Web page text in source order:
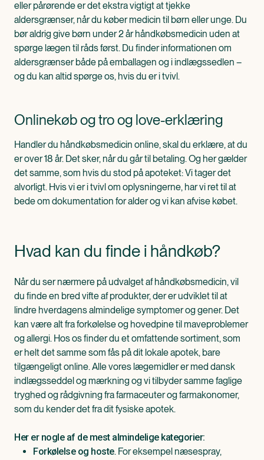
eller pårørende er det ekstra vigtigt at tjekke
aldersgrænser, når du køber medicin til børn eller unge. Du
bør aldrig give børn under 2 år håndkøbsmedicin uden at
spørge lægen til råds først. Du finder informationen om
aldersgrænser både på emballagen og i indlægssedlen –
og du kan altid spørge os, hvis du er i tvivl.
Onlinekøb og tro og love-erklæring
Handler du håndkøbsmedicin online, skal du erklære, at du
er over 18 år. Det sker, når du går til betaling. Og her gælder
det samme, som hvis du stod på apoteket: Vi tager det
alvorligt. Hvis vi er i tvivl om oplysningerne, har vi ret til at
bede om dokumentation for alder og vi kan afvise købet.
Hvad kan du finde i håndkøb?
Når du ser nærmere på udvalget af håndkøbsmedicin, vil
du finde en bred vifte af produkter, der er udviklet til at
lindre hverdagens almindelige symptomer og gener. Det
kan være alt fra forkølelse og hovedpine til maveproblemer
og allergi. Hos os finder du et omfattende sortiment, som
er helt det samme som fås på dit lokale apotek, bare
tilgængeligt online. Alle vores lægemidler er med dansk
indlægsseddel og mærkning og vi tilbyder samme faglige
tryghed og rådgivning fra farmaceuter og farmakonomer,
som du kender det fra dit fysiske apotek.
Her er nogle af de mest almindelige kategorier:
Forkølelse og hoste. For eksempel næsespray,